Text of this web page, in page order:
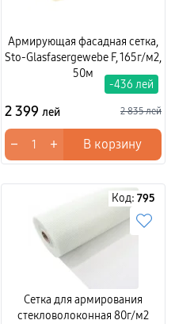
Армирующая фасадная сетка,
Sto-Glasfasergewebe F, 165г/м2,
50м
2 399 лей 2 835 лей
-436 лей
− + В корзину
Код: 795
Сетка для армирования
стекловолоконная 80г/м2